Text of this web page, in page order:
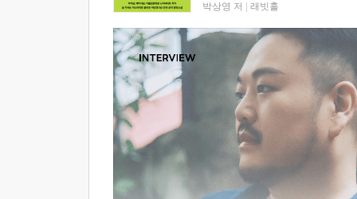
박상영 저 래빗홀